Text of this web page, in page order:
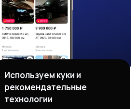
Используем куки и
рекомендательные
технологии